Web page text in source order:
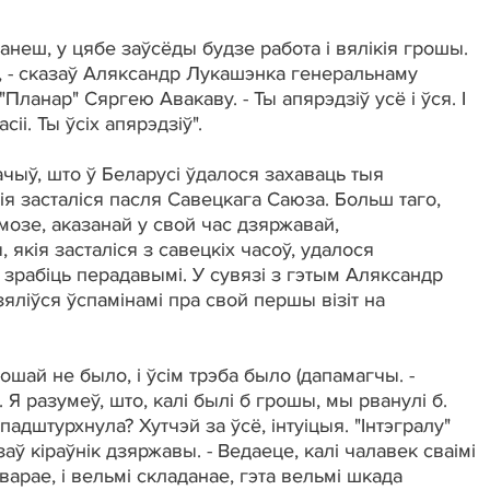
у цябе заўсёды будзе работа і вялікія грошы.
сказаў Аляксандр Лукашэнка генеральнаму
Сяргею Авакаву. - Ты апярэдзіў усё і ўся. І
Ты ўсіх апярэдзіў".
што ў Беларусі ўдалося захаваць тыя
засталіся пасля Савецкага Саюза. Больш таго,
аказанай у свой час дзяржавай,
засталіся з савецкіх часоў, удалося
зрабіць перадавымі. У сувязі з гэтым Аляксандр
ўспамінамі пра свой першы візіт на
не было, і ўсім трэба было (дапамагчы. -
разумеў, што, калі былі б грошы, мы рванулі б.
Хутчэй за ўсё, інтуіцыя. "Інтэгралу"
кіраўнік дзяржавы. - Ведаеце, калі чалавек сваімі
і вельмі складанае, гэта вельмі шкада